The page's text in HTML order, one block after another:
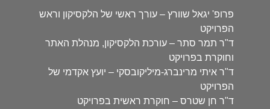
פרופ' יגאל שוורץ – עורך ראשי של הלקסיקון וראש
הפרויקט
ד"ר תמר סתר – עורכת הלקסיקון, מנהלת האתר
וחוקרת בפרויקט
ד"ר איתי מרינברג-מיליקובסקי – יועץ אקדמי של
הפרויקט
ד"ר חן שטרס – חוקרת ראשית בפרויקט